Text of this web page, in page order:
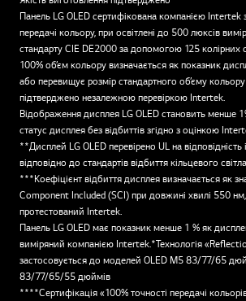
Панель LG OLED сертифікована компанією Intertek
передачі кольору, при освітлені до 500 люксів
стандарту CIE DE2000 за допомогою 125 колірних
100% об’єм кольору визначається як показник
або перевищує розмір стандартного об’єму
підтверджено незалежною перевіркою Intertek.
Відображення дисплея LG OLED становить менше
статус дисплея без відбиттів згідно з оцінкою
**Дисплей LG OLED перевірено UL на
відповідно до стандартів відбиття кільцевого
***Коефіцієнт відбиття дисплея визначається як
Component Included (SCI) при довжині хвилі 550
протестований Intertek.
Панель LG OLED має показник менше 1 % як
виміряний компанією Intertek.*Технологія
застосовується до моделей OLED M5 83/77/65
83/77/65/55 дюймів
****Сертифікація «100% точності передачі